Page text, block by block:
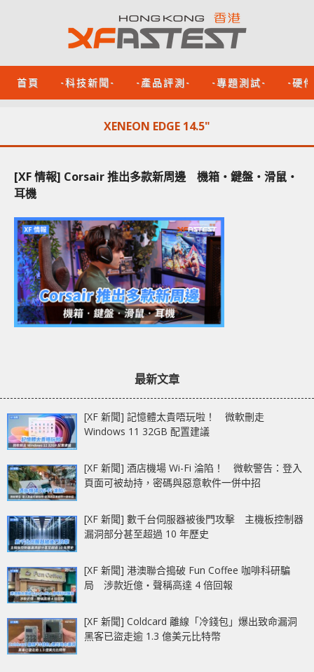
首頁 -科技新聞- -產品評測- -專題測試- -硬
XENEON EDGE 14.5"
[XF 情報] Corsair 推出多款新周邊 機箱‧鍵盤‧滑鼠‧
耳機
最新文章
[XF 新聞] 記憶體太貴唔玩啦！ 微軟刪走
Windows 11 32GB 配置建議
[XF 新聞] 酒店機場 Wi-Fi 淪陷！ 微軟警告：登入
頁面可被劫持，密碼與惡意軟件一併中招
[XF 新聞] 數千台伺服器被後門攻擊 主機板控制器
漏洞部分甚至超過 10 年歷史
[XF 新聞] 港澳聯合搗破 Fun Coffee 咖啡科研騙
局 涉款近億‧聲稱高達 4 倍回報
[XF 新聞] Coldcard 離線「冷錢包」爆出致命漏洞
黑客已盜走逾 1.3 億美元比特幣